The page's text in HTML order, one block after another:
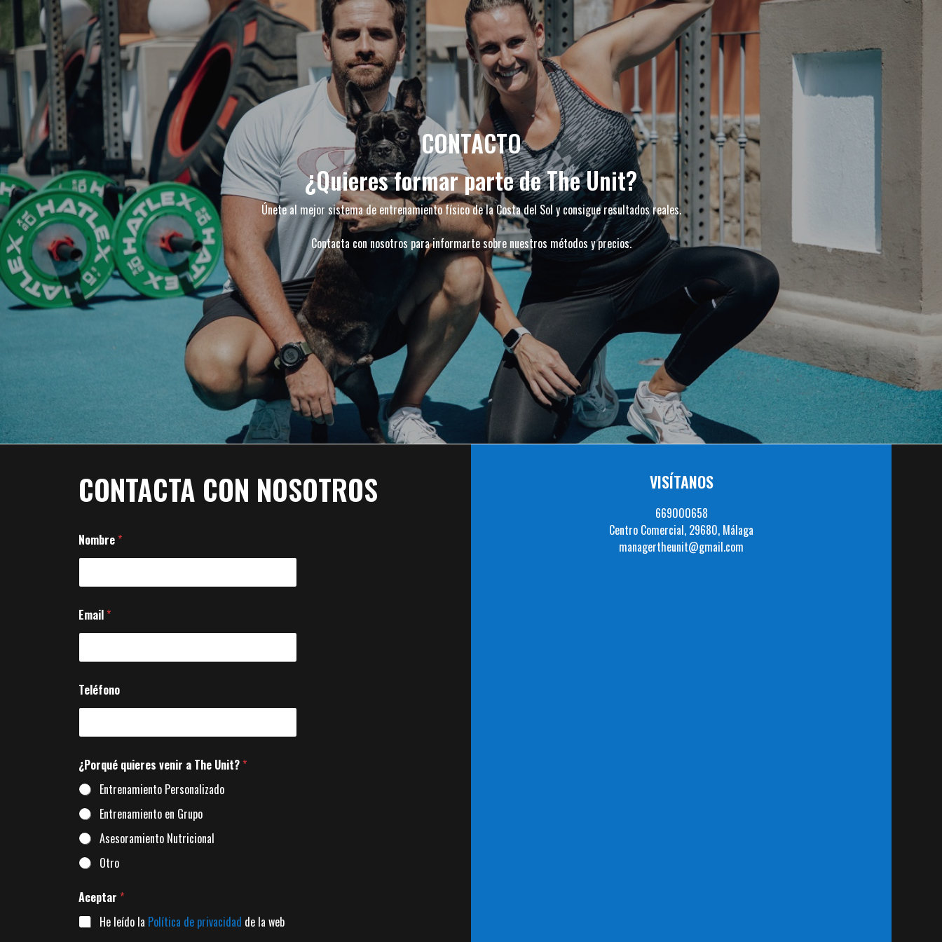
CONTACTO
¿Quieres formar parte de The Unit?
Únete al mejor sistema de entrenamiento físico de la Costa del Sol y consigue resultados reales.
Contacta con nosotros para informarte sobre nuestros métodos y precios.
CONTACTA CON NOSOTROS
Nombre *
Email *
Teléfono
¿Porqué quieres venir a The Unit? *
Entrenamiento Personalizado
Entrenamiento en Grupo
Asesoramiento Nutricional
Otro
Aceptar *
He leído la Política de privacidad de la web
VISÍTANOS
669000658
Centro Comercial, 29680, Málaga
managertheunit@gmail.com